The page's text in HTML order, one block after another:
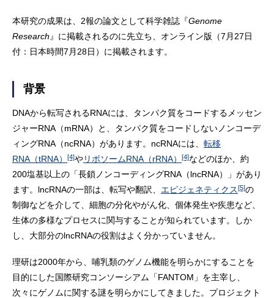
本研究の成果は、2報の論文として科学雑誌『Genome
Research 』に掲載されるのに先立ち、オンライン版（7月27日
付：日本時間7月28日）に掲載されます。
背景
DNAから転写されるRNAには、タンパク質をコードするメッセン
ジャーRNA（mRNA）と、タンパク質をコードしないノンコーデ
ィングRNA（ncRNA）があります。ncRNAには、 転移
RNA（tRNA）
[4]やリボソームRNA（rRNA） [4]などのほか、約
200塩基以上の「長鎖ノンコーディングRNA（lncRNA）」があり
ます。lncRNAの一部は、転写や翻訳、 エピジェネティクス[5]の
制御などを介して、細胞の分化やがん化、個体発生や疾患など、
生体の多様なプロセスに関与することが知られています。しか
し、大部分のlncRNAの役割はよく分かっていません。
理研は2000年から、哺乳類のゲノム機能を明らかにすることを
目的にした国際研究コンソーシアム「FANTOM」を主宰し、
次々にゲノムに関する謎を明らかにしてきました。プロジェクト